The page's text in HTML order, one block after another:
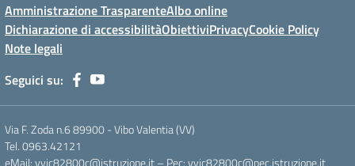
Amministrazione TrasparenteAlbo online
Dichiarazione di accessibilitàObiettiviPrivacyCookie Policy
Note legali
Seguici su:
Via F. Zoda n.6 89900 - Vibo Valentia (VV)
Tel. 0963.42121
eMail: vvic82800c@istruzione.it – Pec: vvic82800c@pec.istruzione.it